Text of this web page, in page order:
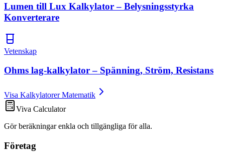
Lumen till Lux Kalkylator – Belysningsstyrka
Konverterare
Vetenskap
Ohms lag-kalkylator – Spänning, Ström, Resistans
Visa Kalkylatorer Matematik
Viva Calculator
Gör beräkningar enkla och tillgängliga för alla.
Företag